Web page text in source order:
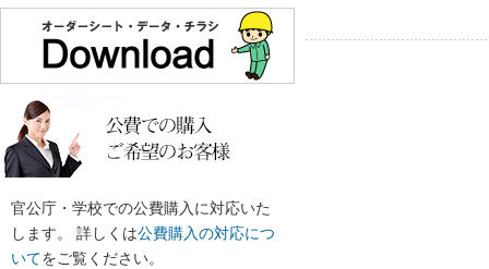
官公庁・学校での公費購入に対応いた
します。 詳しくは公費購入の対応につ
いてをご覧ください。